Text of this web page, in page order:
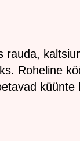
rauda,
Roheline
küünte